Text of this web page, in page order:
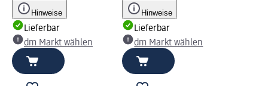
Hinweise
Lieferbar
dm Markt wählen
Hinweise
Lieferbar
dm Markt wählen